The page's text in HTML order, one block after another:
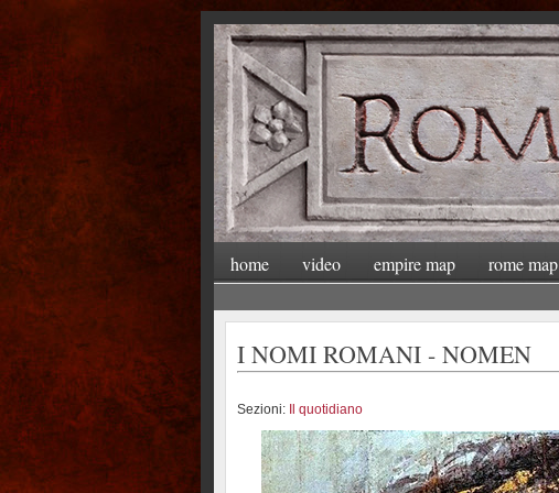
home video empire map rome map
I NOMI ROMANI - NOMEN
Sezioni: Il quotidiano